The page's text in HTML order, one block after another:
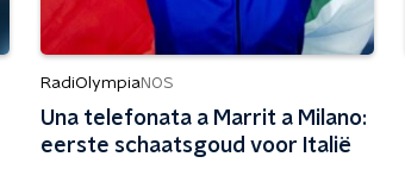
RadiOlympiaNOS
Una telefonata a Marrit a Milano:
eerste schaatsgoud voor Italië